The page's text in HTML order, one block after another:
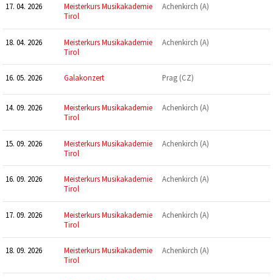
17. 04. 2026
Meisterkurs Musikakademie
Tirol
Achenkirch (A)
18. 04. 2026
Meisterkurs Musikakademie
Tirol
Achenkirch (A)
16. 05. 2026 Galakonzert Prag (CZ)
14. 09. 2026
Meisterkurs Musikakademie
Tirol
Achenkirch (A)
15. 09. 2026
Meisterkurs Musikakademie
Tirol
Achenkirch (A)
16. 09. 2026
Meisterkurs Musikakademie
Tirol
Achenkirch (A)
17. 09. 2026
Meisterkurs Musikakademie
Tirol
Achenkirch (A)
18. 09. 2026
Meisterkurs Musikakademie
Tirol
Achenkirch (A)